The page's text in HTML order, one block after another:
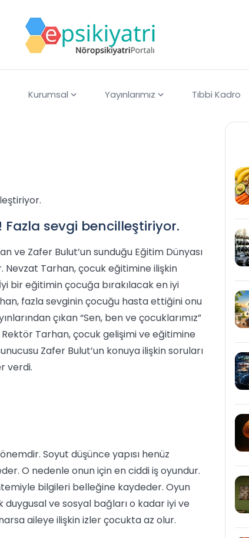
Kurumsal Yayınlarımız Tıbbi Kadro
sevgi bencilleştiriyor.
ve Zafer Bulut’un sunduğu Eğitim Dünyası
Nevzat Tarhan, çocuk eğitimine ilişkin
İyi bir eğitimin çocuğa bırakılacak en iyi
fazla sevginin çocuğu hasta ettiğini onu
çıkan “Sen, ben ve çocuklarımız”
Rektör Tarhan, çocuk gelişimi ve eğitimine
Zafer Bulut’un konuya ilişkin soruları
verdi.
Soyut düşünce yapısı henüz
O nedenle onun için en ciddi iş oyundur.
bilgileri belleğine kaydeder. Oyun
ve sosyal bağları o kadar iyi ve
aileye ilişkin izler çocukta az olur.